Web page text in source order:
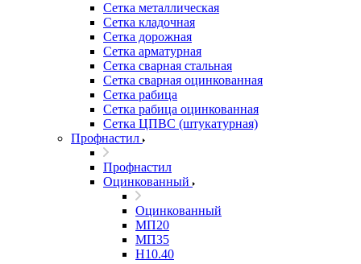
Сетка металлическая
Сетка кладочная
Сетка дорожная
Сетка арматурная
Сетка сварная стальная
Сетка сварная оцинкованная
Сетка рабица
Сетка рабица оцинкованная
Сетка ЦПВС (штукатурная)
Профнастил
Профнастил
Оцинкованный
Оцинкованный
МП20
МП35
Н10.40